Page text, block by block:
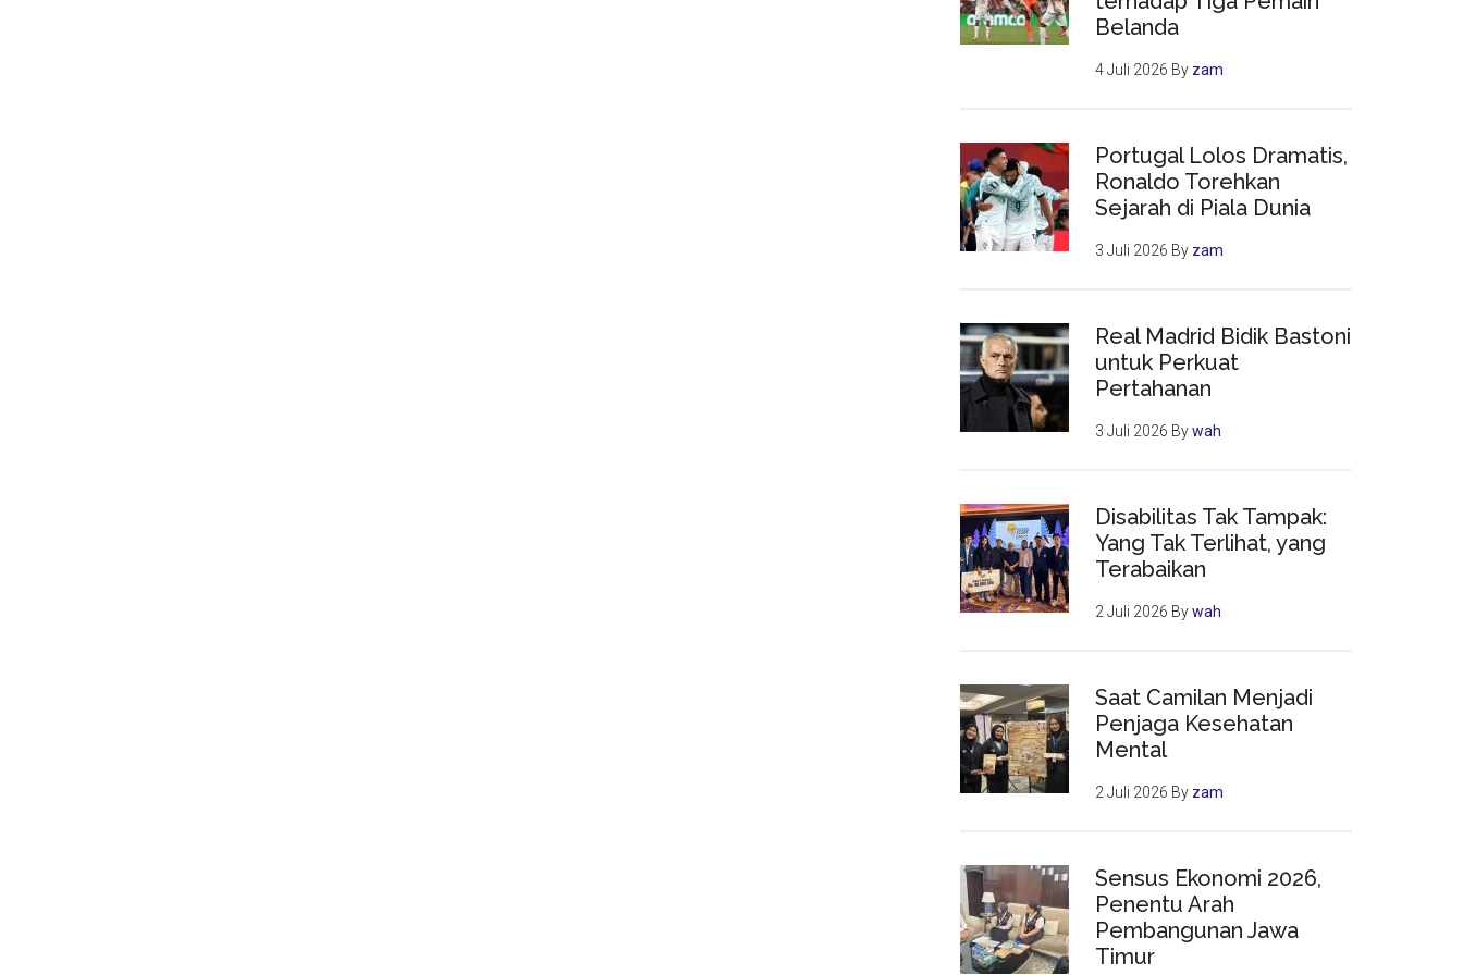
Belanda
4 Juli 2026 By zam
Portugal Lolos Dramatis,
Ronaldo Torehkan
Sejarah di Piala Dunia
3 Juli 2026 By zam
Real Madrid Bidik Bastoni
untuk Perkuat
Pertahanan
3 Juli 2026 Bywah
Disabilitas Tak Tampak:
Yang Tak Terlihat, yang
Terabaikan
2 Juli 2026 Bywah
Saat Camilan Menjadi
Penjaga Kesehatan
Mental
2 Juli 2026 By zam
Sensus Ekonomi 2026,
Penentu Arah
Pembangunan Jawa
Timur